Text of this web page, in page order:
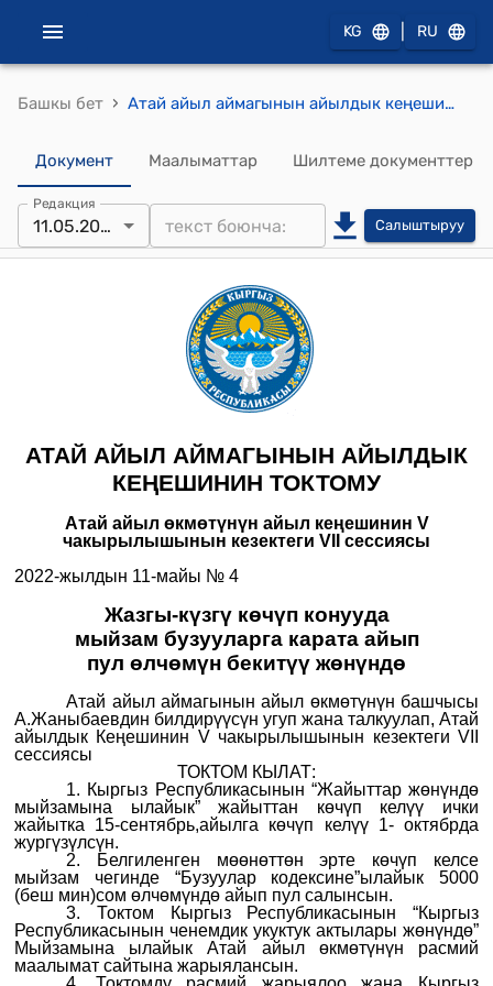
KG RU
Башкы бет › Атай айыл аймагынын айылдык кеңешинин 2022-жылдын 11-майындагы № 4 "Жазгы-күзгү көчүп конууда мыйзам бузууларга карата айып пул өлчөмүн бекитүү жөнүндө" токтому
Документ Маалыматтар Шилтеме документтер
Редакция
11.05.2022 Салыштыруу